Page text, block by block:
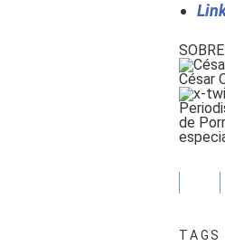
César
de
TAGS